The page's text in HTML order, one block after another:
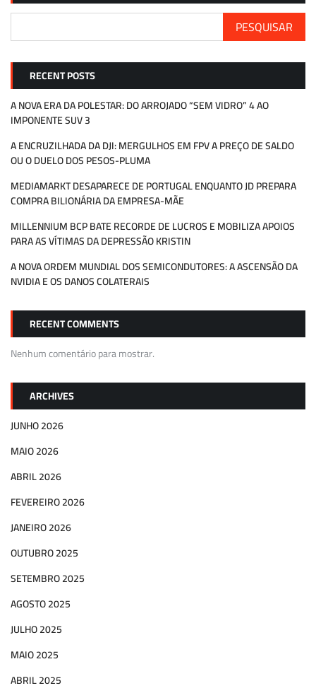
PESQUISAR
RECENT POSTS
A NOVA ERA DA POLESTAR: DO ARROJADO “SEM VIDRO” 4 AO
IMPONENTE SUV 3
A ENCRUZILHADA DA DJI: MERGULHOS EM FPV A PREÇO DE SALDO
OU O DUELO DOS PESOS-PLUMA
MEDIAMARKT DESAPARECE DE PORTUGAL ENQUANTO JD PREPARA
COMPRA BILIONÁRIA DA EMPRESA-MÃE
MILLENNIUM BCP BATE RECORDE DE LUCROS E MOBILIZA APOIOS
PARA AS VÍTIMAS DA DEPRESSÃO KRISTIN
A NOVA ORDEM MUNDIAL DOS SEMICONDUTORES: A ASCENSÃO DA
NVIDIA E OS DANOS COLATERAIS
RECENT COMMENTS
Nenhum comentário para mostrar.
ARCHIVES
JUNHO 2026
MAIO 2026
ABRIL 2026
FEVEREIRO 2026
JANEIRO 2026
OUTUBRO 2025
SETEMBRO 2025
AGOSTO 2025
JULHO 2025
MAIO 2025
ABRIL 2025